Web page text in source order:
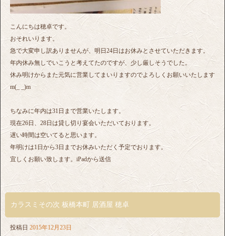
こんにちは穂卓です。
おそれいります。
急で大変申し訳ありませんが、明日24日はお休みとさせていただきます。
年内休み無しでいこうと考えてたのですが、少し厳しそうでした。
休み明けからまた元気に営業してまいりますのでよろしくお願いいたします
m(_ _)m
ちなみに年内は31日まで営業いたします。
現在26日、28日は貸し切り宴会いただいております。
遅い時間は空いてると思います。
年明けは1日から3日までお休みいただく予定でおります。
宜しくお願い致します。iPadから送信
カラスミその次 板橋本町 居酒屋 穂卓
投稿日 2015年12月23日